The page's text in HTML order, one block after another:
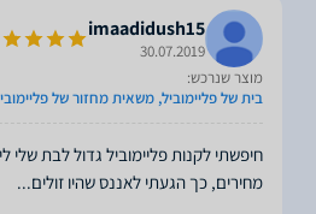
imaadidush15
30.07.2019
מוצר שנרכש:
בית של פליימוביל, משאית מחזור של
חיפשתי לקנות פליימוביל גדול לבת שלי
מחירים, כך הגעתי לאננס שהיו זולים...